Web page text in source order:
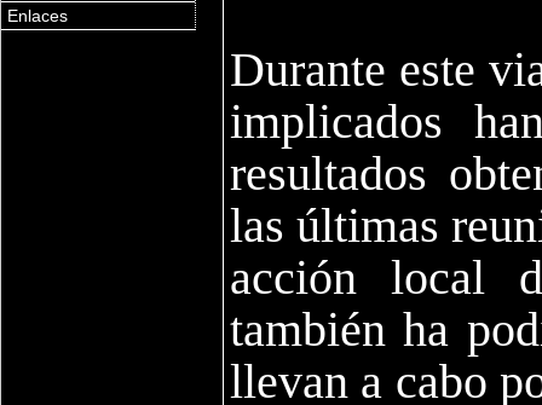
Enlaces
Durante este
implicados
resultados
las últimas
acción local
también ha
llevan a cabo